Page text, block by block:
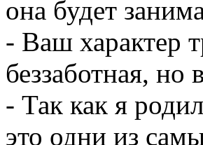
она будет
- Ваш характер
беззаботная, но
- Так как я
это одни из